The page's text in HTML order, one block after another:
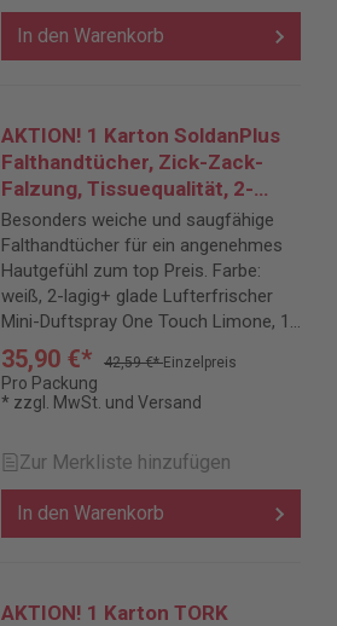
In den Warenkorb
AKTION! 1 Karton SoldanPlus
Falthandtücher, Zick-Zack-
Falzung, Tissuequalität, 2-
lagig, weiß + 1 x glade by brise
Lufterfrischer Mini-Duftspray
One Touch Limone, 10 ml
GRATIS
Besonders weiche und saugfähige
Falthandtücher für ein angenehmes
Hautgefühl zum top Preis. Farbe:
weiß, 2-lagig+ glade Lufterfrischer
Mini-Duftspray One Touch Limone, 10
ml GRATIS(Solange der Vorrat reicht).
35,90 €* 42,59 €*Einzelpreis
Pro Packung
* zzgl. MwSt. und Versand
Zur Merkliste hinzufügen
In den Warenkorb
AKTION! 1 Karton TORK